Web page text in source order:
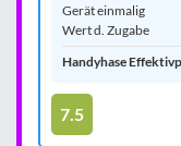
Gerät einmalig
Wert d. Zugabe
Handyhase
7.5